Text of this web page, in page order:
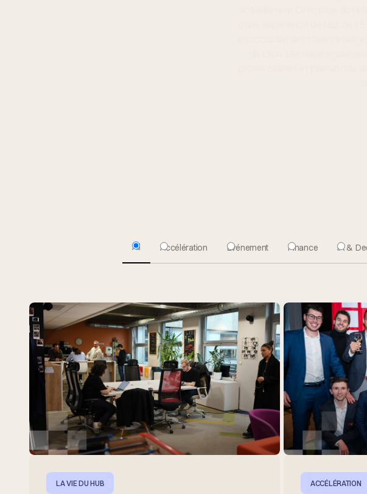
All Accélération Evénement Finance IA &
LA VIE DU HUB ACCÉLÉRATION